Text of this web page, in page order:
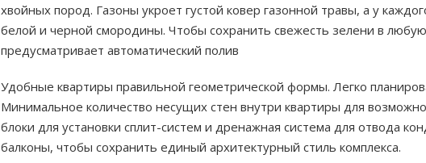
хвойных пород. Газоны укроет густой ковер газонной травы, а у
белой и черной смородины. Чтобы сохранить свежесть зелени в
предусматривает автоматический полив
Удобные квартиры правильной геометрической формы. Легко
Минимальное количество несущих стен внутри квартиры для
блоки для установки сплит-систем и дренажная система для отвода
балконы, чтобы сохранить единый архитектурный стиль комплекса.